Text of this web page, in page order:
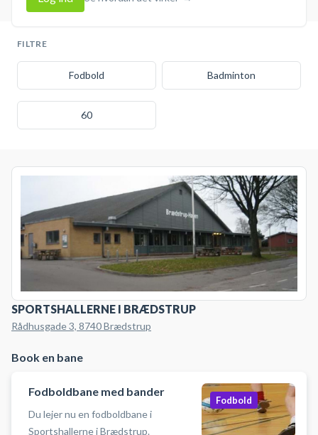
FILTRE
Fodbold Badminton
60
SPORTSHALLERNE I BRÆDSTRUP
Rådhusgade 3, 8740 Brædstrup
Book en bane
Fodboldbane med bander
Du lejer nu en fodboldbane i
Sportshallerne i Brædstrup.
Fodbold